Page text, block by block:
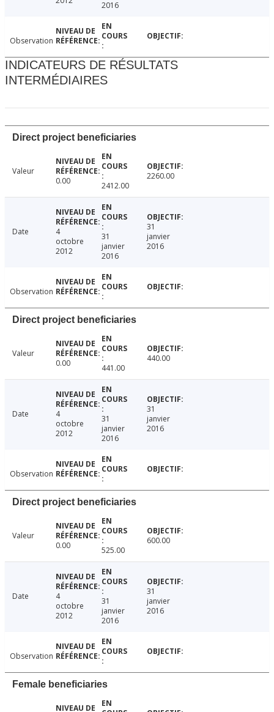
2016
Observation
INDICATEURS DE RÉSULTATS
INTERMÉDIAIRES
Direct project beneficiaries
Valeur
0.00
2412.00
2260.00
Date
4
octobre
2012
31
janvier
2016
31
janvier
2016
Observation
Direct project beneficiaries
Valeur
0.00
441.00
440.00
Date
4
octobre
2012
31
janvier
2016
31
janvier
2016
Observation
Direct project beneficiaries
Valeur
0.00
525.00
600.00
Date
4
octobre
2012
31
janvier
2016
31
janvier
2016
Observation
Female beneficiaries